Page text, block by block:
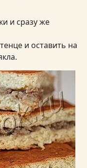
и сразу же
и оставить на